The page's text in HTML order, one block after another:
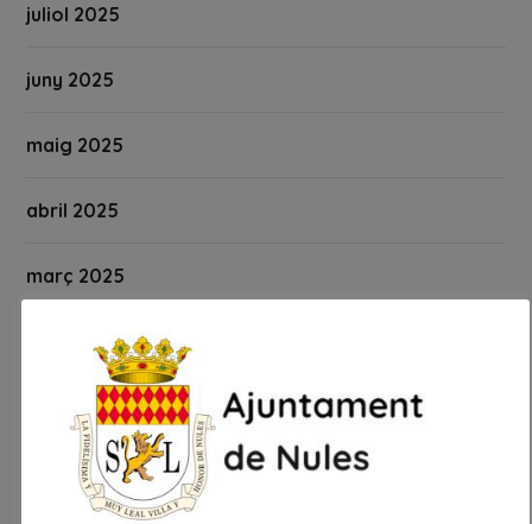
juliol 2025
juny 2025
maig 2025
abril 2025
març 2025
febrer 2025
gener 2025
desembre 2024